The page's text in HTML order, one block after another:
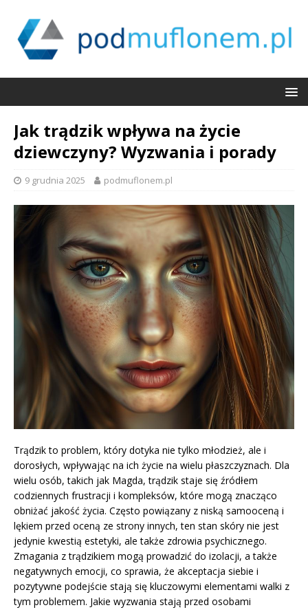
Jak trądzik wpływa na życie
dziewczyny? Wyzwania i porady
9 grudnia 2025 podmuflonem.pl
Trądzik to problem, który dotyka nie tylko młodzież, ale i
dorosłych, wpływając na ich życie na wielu płaszczyznach. Dla
wielu osób, takich jak Magda, trądzik staje się źródłem
codziennych frustracji i kompleksów, które mogą znacząco
obniżać jakość życia. Często powiązany z niską samooceną i
lękiem przed oceną ze strony innych, ten stan skóry nie jest
jedynie kwestią estetyki, ale także zdrowia psychicznego.
Zmagania z trądzikiem mogą prowadzić do izolacji, a także
negatywnych emocji, co sprawia, że akceptacja siebie i
pozytywne podejście stają się kluczowymi elementami walki z
tym problemem. Jakie wyzwania stają przed osobami